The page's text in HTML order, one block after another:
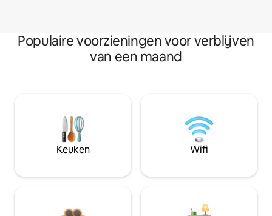
Populaire voorzieningen voor verblijven
van een maand
Keuken Wifi